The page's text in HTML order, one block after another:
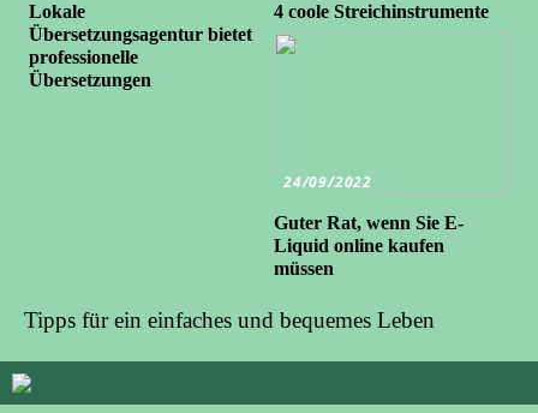
Lokale
Übersetzungsagentur bietet
professionelle
Übersetzungen
4 coole Streichinstrumente
24/09/2022
Guter Rat, wenn Sie E-
Liquid online kaufen
müssen
Tipps für ein einfaches und bequemes Leben